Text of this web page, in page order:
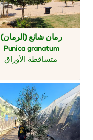
رمان شائع (الرمان)
Punica granatum
متساقطة الأوراق